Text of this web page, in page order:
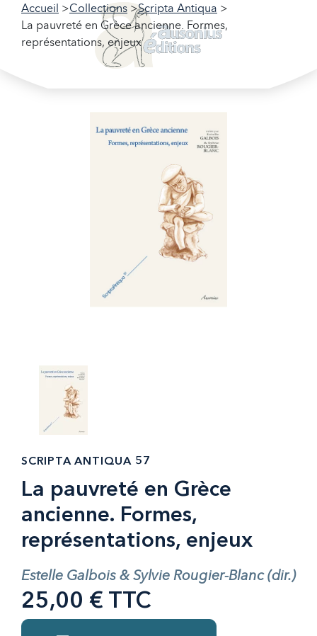
Accueil Collections
Scripta Antiqua
La pauvreté en Grèce ancienne. Formes,
représentations, enjeux
SCRIPTA ANTIQUA 57
La pauvreté en Grèce
ancienne. Formes,
représentations, enjeux
Estelle Galbois & Sylvie Rougier-Blanc (dir.)
25,00 € TTC